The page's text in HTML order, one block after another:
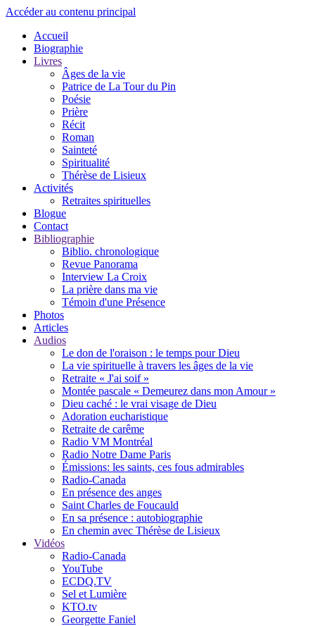
Accéder au contenu principal
Accueil
Biographie
Livres
Âges de la vie
Patrice de La Tour du Pin
Poésie
Prière
Récit
Roman
Sainteté
Spiritualité
Thérèse de Lisieux
Activités
Retraites spirituelles
Blogue
Contact
Bibliographie
Biblio. chronologique
Revue Panorama
Interview La Croix
La prière dans ma vie
Témoin d'une Présence
Photos
Articles
Audios
Le don de l'oraison : le temps pour Dieu
La vie spirituelle à travers les âges de la vie
Retraite « J'ai soif »
Montée pascale « Demeurez dans mon Amour »
Dieu caché : le vrai visage de Dieu
Adoration eucharistique
Retraite de carême
Radio VM Montréal
Radio Notre Dame Paris
Émissions: les saints, ces fous admirables
Radio-Canada
En présence des anges
Saint Charles de Foucauld
En sa présence : autobiographie
En chemin avec Thérèse de Lisieux
Vidéos
Radio-Canada
YouTube
ECDQ.TV
Sel et Lumière
KTO.tv
Georgette Faniel